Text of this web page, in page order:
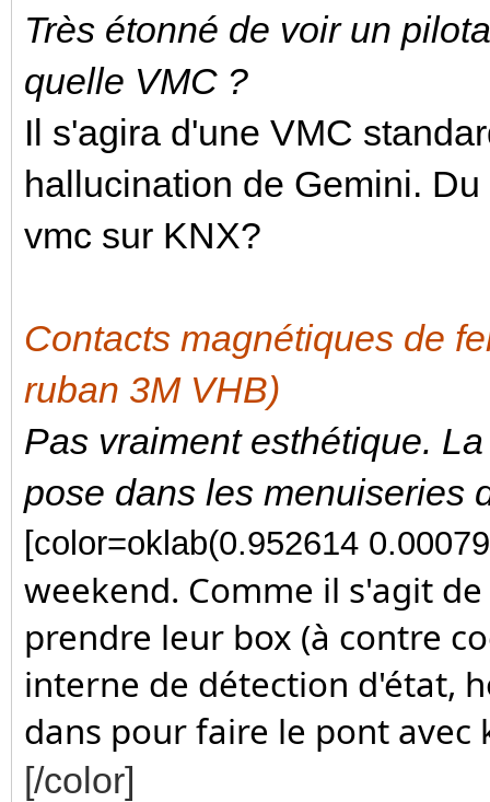
Très étonné de voir un
quelle VMC ?
Il s'agira d'une VMC
hallucination de Gemini.
vmc sur KNX?
Contacts magnétiques de
ruban 3M VHB)
Pas vraiment esthétique.
pose dans les menuiseries
[color=oklab(0.952614
weekend. Comme il s'agit
prendre leur box (à contre
interne de détection d'état,
dans pour faire le pont avec
[/color]